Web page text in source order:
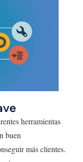
herramientas
buen
más clientes.